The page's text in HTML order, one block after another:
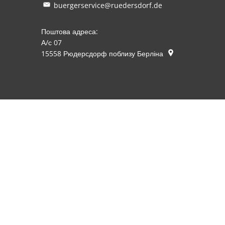
buergerservice@ruedersdorf.de
Поштова адреса:
А/с 07
15558 Рюдерсдорф поблизу Берліна